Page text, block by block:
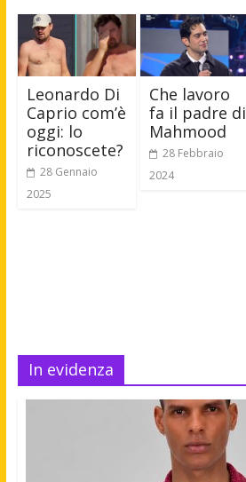
Leonardo Di
Caprio com’è
oggi: lo
riconoscete?
28 Gennaio
2025
Che lavoro
fa il padre di
Mahmood
28 Febbraio
2024
In evidenza